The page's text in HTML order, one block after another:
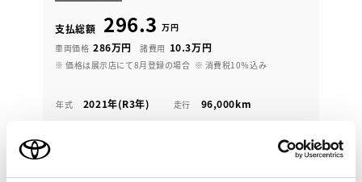
支払総額 296.3 万円
車両価格 286万円 諸費用 10.3万円
※ 価格は展示店にて8月登録の場合 ※ 消費税10％込み
年式 2021年(R3年) 走行 96,000km
ロングラン保証付